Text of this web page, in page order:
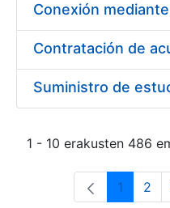
1 - 10 erakusten 486
1 2